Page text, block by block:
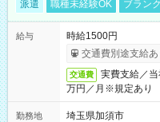
派遣 職種未経験OK ブラン
給与
時給1500円
交通費別途支給あ
交通費
実費支給／
万円／月※規定あり
勤務地
埼玉県加須市